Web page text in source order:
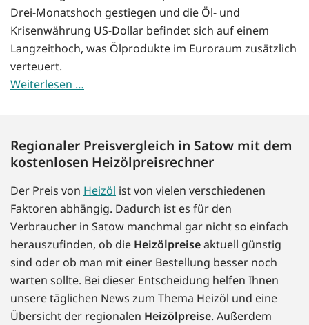
Drei-Monatshoch gestiegen und die Öl- und
Krisenwährung US-Dollar befindet sich auf einem
Langzeithoch, was Ölprodukte im Euroraum zusätzlich
verteuert.
Weiterlesen …
Regionaler Preisvergleich in Satow mit dem
kostenlosen Heizölpreisrechner
Der Preis von Heizöl ist von vielen verschiedenen
Faktoren abhängig. Dadurch ist es für den
Verbraucher in Satow manchmal gar nicht so einfach
herauszufinden, ob die Heizölpreiseaktuell günstig
sind oder ob man mit einer Bestellung besser noch
warten sollte. Bei dieser Entscheidung helfen Ihnen
unsere täglichen News zum Thema Heizöl und eine
Übersicht der regionalen Heizölpreise. Außerdem